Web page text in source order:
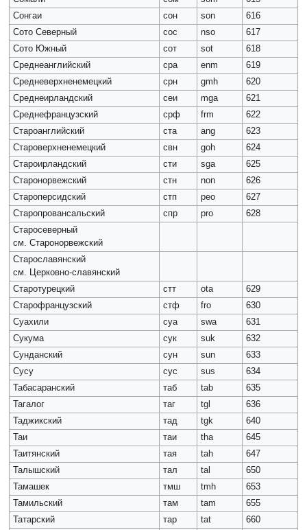
Сонгаи
сон son
616
Сото Северный
сос nso
617
Сото Южный
сот sot
618
Среднеанглийский
сра enm
619
Средневерхненемецкий
срн gmh
620
Среднеирландский
сеи mga
621
Среднефранцузский
срф frm
622
Староанглийский
ста ang
623
Староверхненемецкий
свн goh
624
Староирландский
сти sga
625
Старонорвежский
стн non
626
Староперсидский
стп peo
627
Старопровансальский
спр pro
628
Старосеверный
см. Старонорвежский
Старославянский
см. Церковно-славянский
Старотурецкий
стт ota
629
Старофранцузский
стф fro
630
Суахили
суа swa
631
Сукума
сук suk
632
Сунданский
сун sun
633
Сусу
сус sus
634
Табасаранский
таб tab
635
Тагалог
таг tgl
636
Таджикский
тад tgk
640
Таи
таи tha
645
Таитянский
тая tah
647
Талышский
тал tal
650
Тамашек
тмш tmh
653
Тамильский
там tam
655
Татарский
тар tat
660